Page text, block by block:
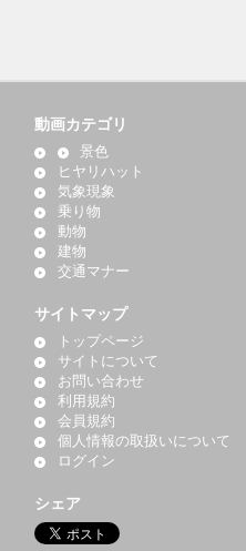
動画カテゴリ
景色
ヒヤリハット
気象現象
乗り物
動物
建物
交通マナー
サイトマップ
トップページ
サイトについて
お問い合わせ
利用規約
会員規約
個人情報の取扱いについて
ログイン
シェア